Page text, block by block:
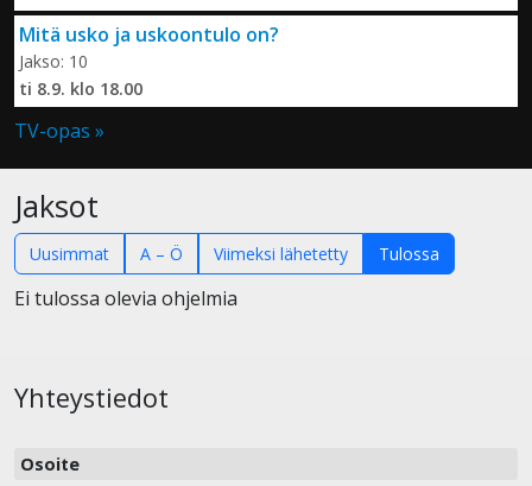
Mitä usko ja uskoontulo on?
Jakso: 10
ti 8.9. klo 18.00
TV-opas »
Jaksot
Uusimmat A – Ö Viimeksi lähetetty Tulossa
Ei tulossa olevia ohjelmia
Yhteystiedot
Osoite